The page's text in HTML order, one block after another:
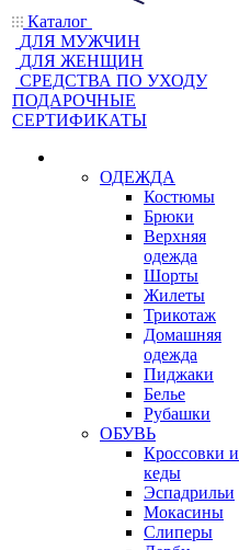
Каталог
ДЛЯ МУЖЧИН
ДЛЯ ЖЕНЩИН
CРЕДСТВА ПО УХОДУ
ПОДАРОЧНЫЕ
СЕРТИФИКАТЫ
ОДЕЖДА
Костюмы
Брюки
Верхняя
одежда
Шорты
Жилеты
Трикотаж
Домашняя
одежда
Пиджаки
Белье
Рубашки
ОБУВЬ
Кроссовки и
кеды
Эспадрильи
Мокасины
Слиперы